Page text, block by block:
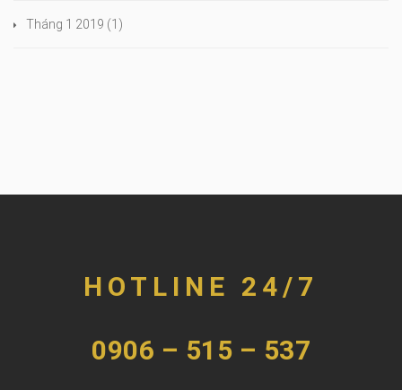
Tháng 1 2019 (1)
HOTLINE 24/7
0906 – 515 – 537